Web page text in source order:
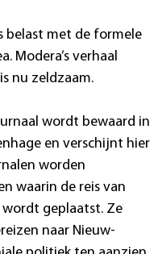
belast met de formele
Modera’s verhaal
nu zeldzaam.
wordt bewaard in
en verschijnt hier
worden
waarin de reis van
geplaatst. Ze
naar Nieuw-